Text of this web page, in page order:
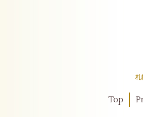
札
Top